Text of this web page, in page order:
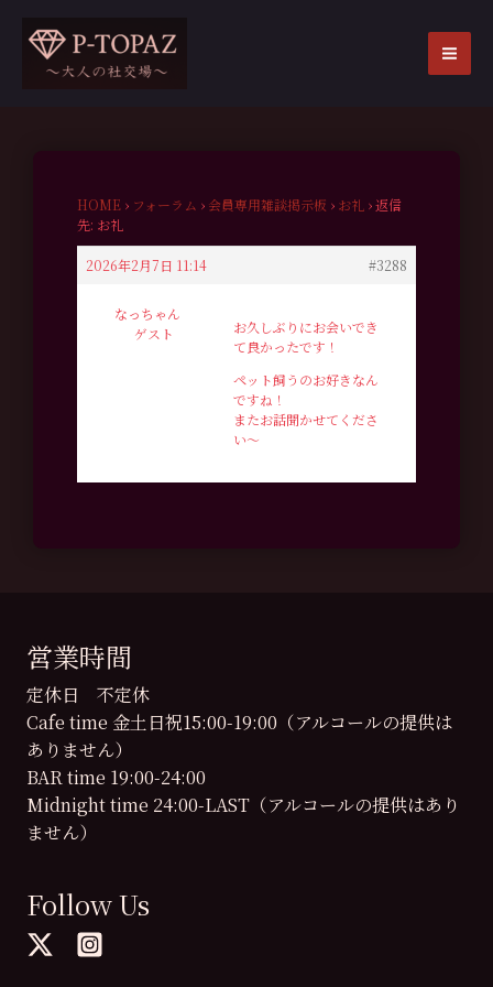
HOME › フォーラム › 会員専用雑談掲示板 › お礼 ›返信
先: お礼
2026年2月7日 11:14 #3288
なっちゃん
ゲスト
お久しぶりにお会いでき
て良かったです！
ペット飼うのお好きなん
ですね！
またお話聞かせてくださ
い〜
営業時間
定休日 不定休
Cafe time 金土日祝15:00-19:00（アルコールの提供は
ありません）
BAR time 19:00-24:00
Midnight time 24:00-LAST（アルコールの提供はあり
ません）
Follow Us